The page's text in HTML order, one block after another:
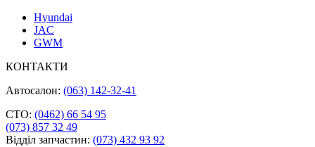
Hyundai
JAC
GWM
КОНТАКТИ
Автосалон: (063) 142-32-41
СТО: (0462) 66 54 95
(073) 857 32 49
Відділ запчастин: (073) 432 93 92